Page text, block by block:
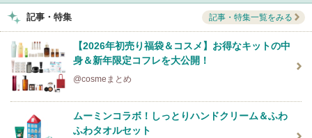
記事・特集 記事・特集一覧をみる
【2026年初売り福袋＆コスメ】お得なキットの中
身＆新年限定コフレを大公開！
@cosmeまとめ
ムーミンコラボ！しっとりハンドクリーム＆ふわ
ふわタオルセット